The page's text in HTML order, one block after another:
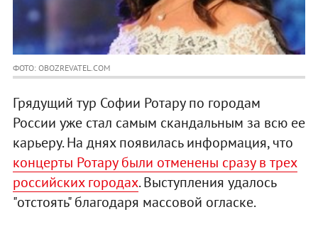
ФОТО: OBOZREVATEL.COM
Грядущий тур Софии Ротару по городам
России уже стал самым скандальным за всю ее
карьеру. На днях появилась информация, что
концерты Ротару были отменены сразу в трех
российских городах. Выступления удалось
"отстоять" благодаря массовой огласке.